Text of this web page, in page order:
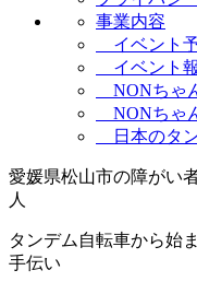
事業内容
イベント
イベント
NONちゃ
NONちゃ
日本のタ
愛媛県松山市の障がい
人
タンデム自転車から始
手伝い